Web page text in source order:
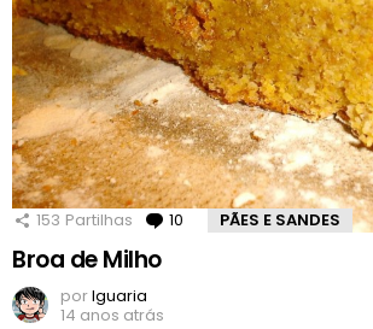
153 Partilhas 10 Comentários
PÃES E SANDES
Broa de Milho
porIguaria
14 anos atrás